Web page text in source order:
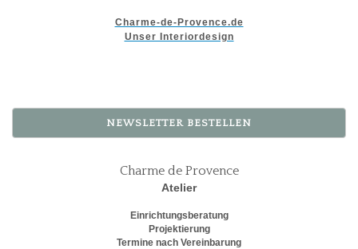
Charme-de-Provence.de
Unser Interiordesign
NEWSLETTER BESTELLEN
Charme de Provence
Atelier
Einrichtungsberatung
Projektierung
Termine nach Vereinbarung